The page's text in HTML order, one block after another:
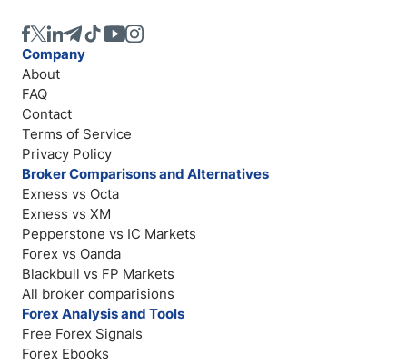
Company
About
FAQ
Contact
Terms of Service
Privacy Policy
Broker Comparisons and Alternatives
Exness vs Octa
Exness vs XM
Pepperstone vs IC Markets
Forex vs Oanda
Blackbull vs FP Markets
All broker comparisions
Forex Analysis and Tools
Free Forex Signals
Forex Ebooks